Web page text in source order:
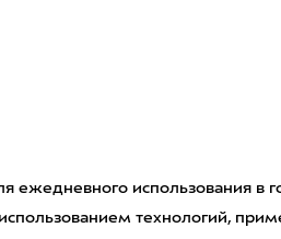
ежедневного использования в
технологий,